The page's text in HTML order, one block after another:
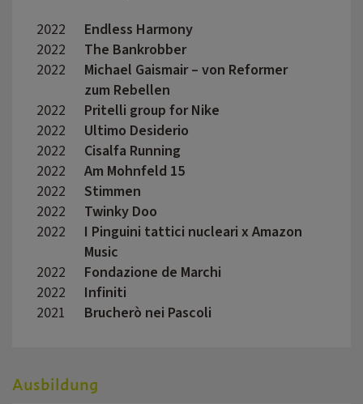
2022
Endless Harmony
2022
The Bankrobber
2022
Michael Gaismair – von Reformer
zum Rebellen
2022
Pritelli group for Nike
2022
Ultimo Desiderio
2022
Cisalfa Running
2022
Am Mohnfeld 15
2022
Stimmen
2022
Twinky Doo
2022
I Pinguini tattici nucleari x Amazon
Music
2022
Fondazione de Marchi
2022
Infiniti
2021
Brucherò nei Pascoli
Ausbildung